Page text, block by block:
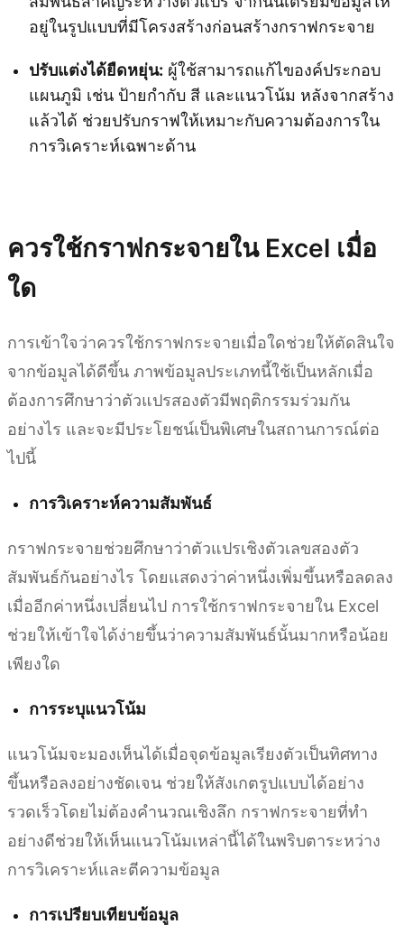
อยู่ในรูปแบบที่มีโครงสร้างก่อนสร้างกราฟกระจาย
ปรับแต่งได้ยืดหยุ่น: ผู้ใช้สามารถแก้ไของค์ประกอบ
แผนภูมิ เช่น ป้ายกำกับ สี และแนวโน้ม หลังจากสร้าง
แล้วได้ ช่วยปรับกราฟให้เหมาะกับความต้องการใน
การวิเคราะห์เฉพาะด้าน
ควรใช้กราฟกระจายใน Excel เมื่อ
ใด
การเข้าใจว่าควรใช้กราฟกระจายเมื่อใดช่วยให้ตัดสินใจ
จากข้อมูลได้ดีขึ้น ภาพข้อมูลประเภทนี้ใช้เป็นหลักเมื่อ
ต้องการศึกษาว่าตัวแปรสองตัวมีพฤติกรรมร่วมกัน
อย่างไร และจะมีประโยชน์เป็นพิเศษในสถานการณ์ต่อ
ไปนี้
การวิเคราะห์ความสัมพันธ์
กราฟกระจายช่วยศึกษาว่าตัวแปรเชิงตัวเลขสองตัว
สัมพันธ์กันอย่างไร โดยแสดงว่าค่าหนึ่งเพิ่มขึ้นหรือลดลง
เมื่ออีกค่าหนึ่งเปลี่ยนไป การใช้กราฟกระจายใน Excel
ช่วยให้เข้าใจได้ง่ายขึ้นว่าความสัมพันธ์นั้นมากหรือน้อย
เพียงใด
การระบุแนวโน้ม
แนวโน้มจะมองเห็นได้เมื่อจุดข้อมูลเรียงตัวเป็นทิศทาง
ขึ้นหรือลงอย่างชัดเจน ช่วยให้สังเกตรูปแบบได้อย่าง
รวดเร็วโดยไม่ต้องคำนวณเชิงลึก กราฟกระจายที่ทำ
อย่างดีช่วยให้เห็นแนวโน้มเหล่านี้ได้ในพริบตาระหว่าง
การวิเคราะห์และตีความข้อมูล
การเปรียบเทียบข้อมูล